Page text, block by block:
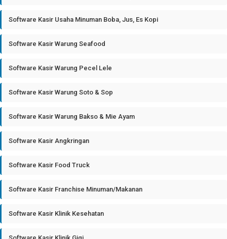
Software Kasir Usaha Minuman Boba, Jus, Es Kopi
Software Kasir Warung Seafood
Software Kasir Warung Pecel Lele
Software Kasir Warung Soto & Sop
Software Kasir Warung Bakso & Mie Ayam
Software Kasir Angkringan
Software Kasir Food Truck
Software Kasir Franchise Minuman/Makanan
Software Kasir Klinik Kesehatan